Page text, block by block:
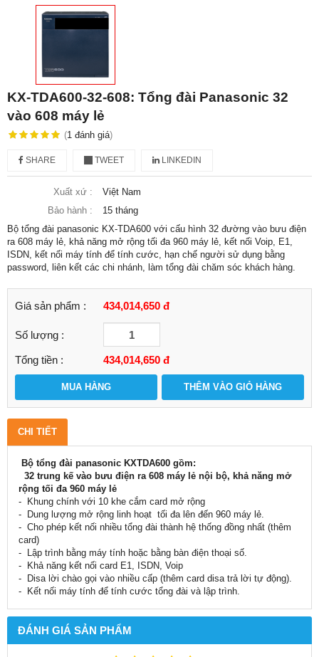
KX-TDA600-32-608: Tổng đài Panasonic 32
vào 608 máy lẻ
(1 đánh giá)
SHARE TWEET LINKEDIN
Xuất xứ :
Việt Nam
Bảo hành :
15 tháng
Bộ tổng đài panasonic KX-TDA600 với cấu hình 32 đường vào bưu điện
ra 608 máy lẻ, khả năng mở rộng tối đa 960 máy lẻ, kết nối Voip, E1,
ISDN, kết nối máy tính để tính cước, hạn chế người sử dụng bằng
password, liên kết các chi nhánh, làm tổng đài chăm sóc khách hàng.
Giá sản phẩm : 434,014,650 đ
Số lượng :
Tổng tiền : 434,014,650 đ
MUA HÀNG THÊM VÀO GIỎ HÀNG
CHI TIẾT
Bộ tổng đài panasonic KXTDA600 gồm:
32 trung kế vào bưu điện ra 608 máy lẻ nội bộ, khả năng mở
rộng tối đa 960 máy lẻ
- Khung chính với 10 khe cắm card mở rộng
- Dung lượng mở rộng linh hoạt tối đa lên đến 960 máy lẻ.
- Cho phép kết nối nhiều tổng đài thành hệ thống đồng nhất (thêm
card)
- Lập trình bằng máy tính hoặc bằng bàn điện thoại số.
- Khả năng kết nối card E1, ISDN, Voip
- Disa lời chào gọi vào nhiều cấp (thêm card disa trả lời tự động).
- Kết nối máy tính để tính cước tổng đài và lập trình.
ĐÁNH GIÁ SẢN PHẨM